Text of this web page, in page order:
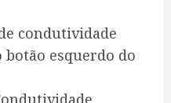
condutividade
esquerdo do